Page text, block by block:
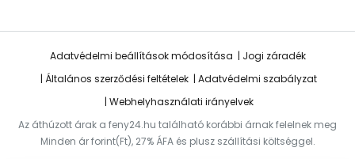
Adatvédelmi beállítások módosítása
Jogi záradék
Általános szerződési feltételek
Adatvédelmi szabályzat
Webhelyhasználati irányelvek
Az áthúzott árak a feny24.hu található korábbi árnak felelnek meg
Minden ár forint(Ft), 27% ÁFA és plusz szállítási költséggel.